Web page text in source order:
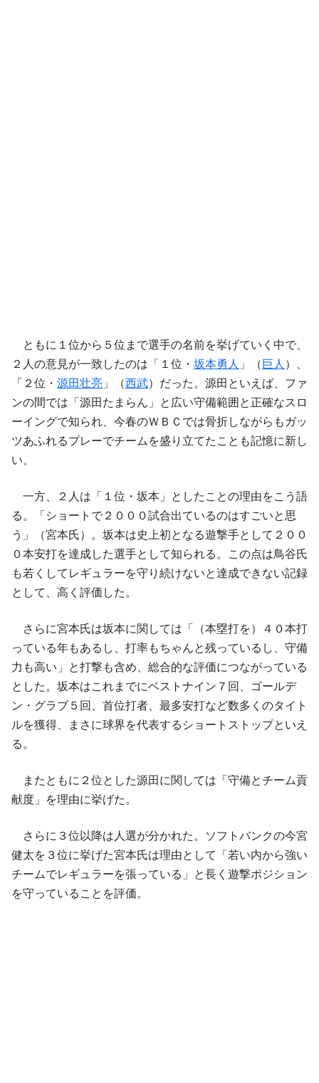
ともに１位から５位まで選手の名前を挙げていく中で、
２人の意見が一致したのは「１位・ 坂本勇人 」（ 巨人 ）、
「２位・ 源田壮亮 」（西武）だった。源田といえば、ファ
ンの間では「源田たまらん」と広い守備範囲と正確なスロ
ーイングで知られ、今春のＷＢＣでは骨折しながらもガッ
ツあふれるプレーでチームを盛り立てたことも記憶に新し
い。
一方、２人は「１位・坂本」としたことの理由をこう語
る。「ショートで２０００試合出ているのはすごいと思
う」（宮本氏）。坂本は史上初となる遊撃手として２００
０本安打を達成した選手として知られる。この点は鳥谷氏
も若くしてレギュラーを守り続けないと達成できない記録
として、高く評価した。
さらに宮本氏は坂本に関しては「（本塁打を）４０本打
っている年もあるし、打率もちゃんと残っているし、守備
力も高い」と打撃も含め、総合的な評価につながっている
とした。坂本はこれまでにベストナイン７回、ゴールデ
ン・グラブ５回、首位打者、最多安打など数多くのタイト
ルを獲得、まさに球界を代表するショートストップといえ
る。
またともに２位とした源田に関しては「守備とチーム貢
献度」を理由に挙げた。
さらに３位以降は人選が分かれた。ソフトバンクの今宮
健太を３位に挙げた宮本氏は理由として「若い内から強い
チームでレギュラーを張っている」と長く遊撃ポジション
を守っていることを評価。